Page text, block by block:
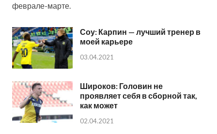
феврале-марте.
Соу: Карпин — лучший тренер в
моей карьере
03.04.2021
Широков: Головин не
проявляет себя в сборной так,
как может
02.04.2021